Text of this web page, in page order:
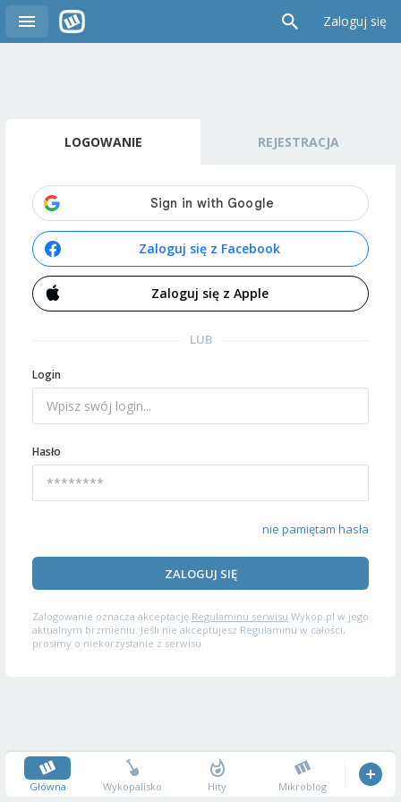
Zaloguj się
LOGOWANIE REJESTRACJA
Zaloguj się z Facebook
Zaloguj się z Apple
LUB
Login
Hasło
nie pamiętam hasła
ZALOGUJ SIĘ
Zalogowanie oznacza akceptację Regulaminu serwisu Wykop.pl w jego
aktualnym brzmieniu. Jeśli nie akceptujesz Regulaminu w całości,
prosimy o niekorzystanie z serwisu.
Główna Wykopalisko Hity Mikroblog